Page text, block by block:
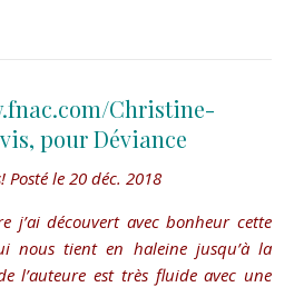
Christine-
pour Déviance
Posté le 20 déc. 2018
j’ai découvert avec bonheur cette
nous tient en haleine jusqu’à la
l’auteure est très fluide avec une